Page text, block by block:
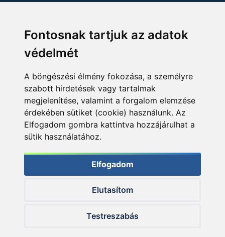
Fontosnak tartjuk az adatok
védelmét
A böngészési élmény fokozása, a személyre
szabott hirdetések vagy tartalmak
megjelenítése, valamint a forgalom elemzése
érdekében sütiket (cookie) használunk. Az
Elfogadom gombra kattintva hozzájárulhat a
sütik használatához.
Elfogadom
Elutasítom
Testreszabás